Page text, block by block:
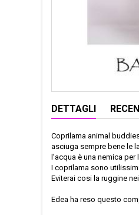
DETTAGLI
Coprilama animal
asciuga sempre bene le
l’acqua è una nemica per
I coprilama sono
Eviterai cosi la ruggine
Edea ha reso questo